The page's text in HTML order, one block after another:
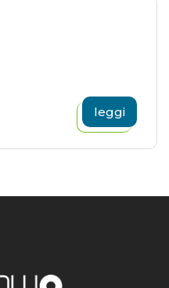
leggi